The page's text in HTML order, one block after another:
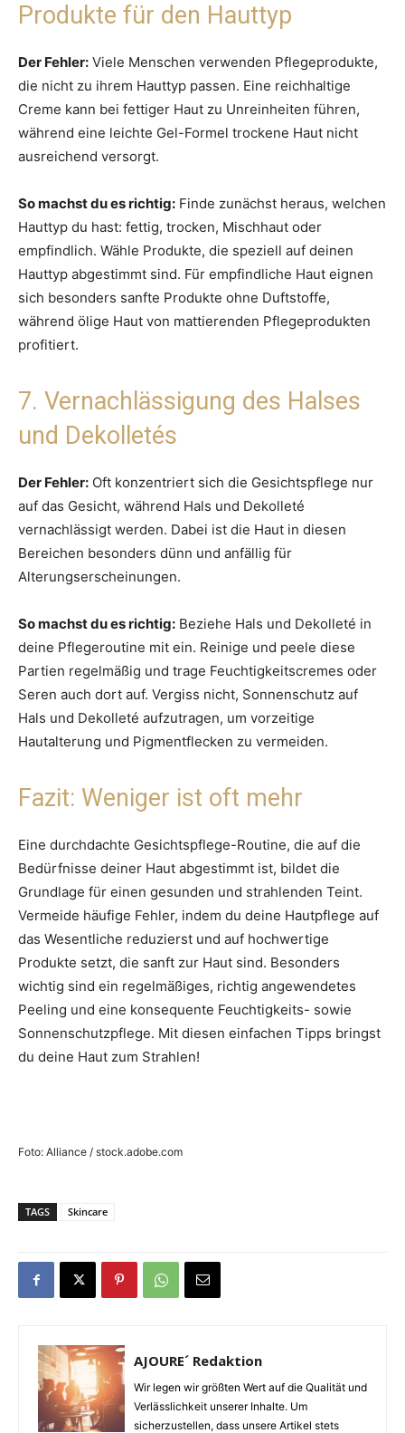
Produkte für den Hauttyp
Der Fehler: Viele Menschen verwenden Pflegeprodukte,
die nicht zu ihrem Hauttyp passen. Eine reichhaltige
Creme kann bei fettiger Haut zu Unreinheiten führen,
während eine leichte Gel-Formel trockene Haut nicht
ausreichend versorgt.
So machst du es richtig: Finde zunächst heraus, welchen
Hauttyp du hast: fettig, trocken, Mischhaut oder
empfindlich. Wähle Produkte, die speziell auf deinen
Hauttyp abgestimmt sind. Für empfindliche Haut eignen
sich besonders sanfte Produkte ohne Duftstoffe,
während ölige Haut von mattierenden Pflegeprodukten
profitiert.
7. Vernachlässigung des Halses
und Dekolletés
Der Fehler: Oft konzentriert sich die Gesichtspflege nur
auf das Gesicht, während Hals und Dekolleté
vernachlässigt werden. Dabei ist die Haut in diesen
Bereichen besonders dünn und anfällig für
Alterungserscheinungen.
So machst du es richtig: Beziehe Hals und Dekolleté in
deine Pflegeroutine mit ein. Reinige und peele diese
Partien regelmäßig und trage Feuchtigkeitscremes oder
Seren auch dort auf. Vergiss nicht, Sonnenschutz auf
Hals und Dekolleté aufzutragen, um vorzeitige
Hautalterung und Pigmentflecken zu vermeiden.
Fazit: Weniger ist oft mehr
Eine durchdachte Gesichtspflege-Routine, die auf die
Bedürfnisse deiner Haut abgestimmt ist, bildet die
Grundlage für einen gesunden und strahlenden Teint.
Vermeide häufige Fehler, indem du deine Hautpflege auf
das Wesentliche reduzierst und auf hochwertige
Produkte setzt, die sanft zur Haut sind. Besonders
wichtig sind ein regelmäßiges, richtig angewendetes
Peeling und eine konsequente Feuchtigkeits- sowie
Sonnenschutzpflege. Mit diesen einfachen Tipps bringst
du deine Haut zum Strahlen!
Foto: Alliance / stock.adobe.com
TAGS Skincare
AJOURE´ Redaktion
Wir legen wir größten Wert auf die Qualität und
Verlässlichkeit unserer Inhalte. Um
sicherzustellen, dass unsere Artikel stets